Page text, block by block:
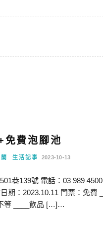
免費泡腳池
生活記事 2023-10-13
巷139號 電話：03 989 4500
期：2023.10.11 門票：免費 _
等 ____飲品 […]…